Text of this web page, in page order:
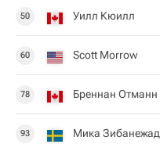
50 Уилл Кюилл
60 Scott Morrow
78 Бреннан Отманн
93 Мика Зибанежад